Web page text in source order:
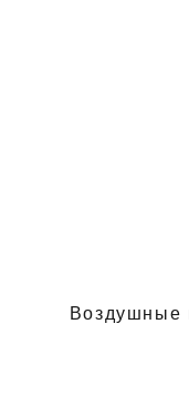
Воздушные